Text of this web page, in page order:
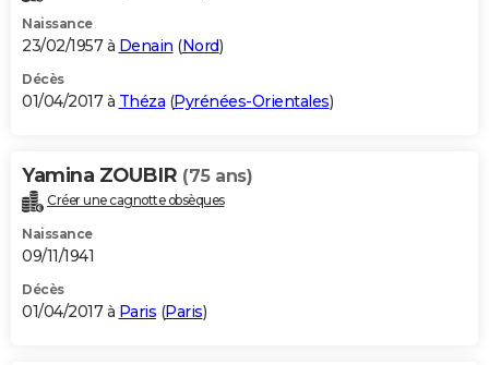
Naissance
23/02/1957 à Denain (Nord)
Décès
01/04/2017 à Théza (Pyrénées-Orientales)
Yamina ZOUBIR (75 ans)
Créer une cagnotte obsèques
Naissance
09/11/1941
Décès
01/04/2017 à Paris (Paris)